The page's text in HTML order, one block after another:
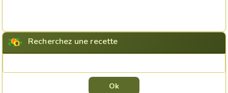
Recherchez une recette